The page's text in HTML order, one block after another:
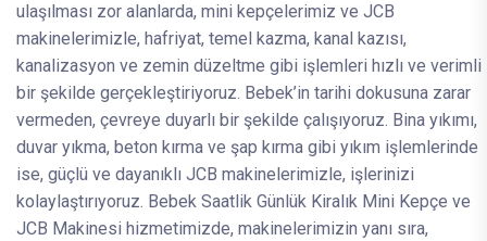
ulaşılması zor alanlarda, mini kepçelerimiz ve JCB
makinelerimizle, hafriyat, temel kazma, kanal kazısı,
kanalizasyon ve zemin düzeltme gibi işlemleri hızlı ve verimli
bir şekilde gerçekleştiriyoruz. Bebek’in tarihi dokusuna zarar
vermeden, çevreye duyarlı bir şekilde çalışıyoruz. Bina yıkımı,
duvar yıkma, beton kırma ve şap kırma gibi yıkım işlemlerinde
ise, güçlü ve dayanıklı JCB makinelerimizle, işlerinizi
kolaylaştırıyoruz. Bebek Saatlik Günlük Kiralık Mini Kepçe ve
JCB Makinesi hizmetimizde, makinelerimizin yanı sıra,